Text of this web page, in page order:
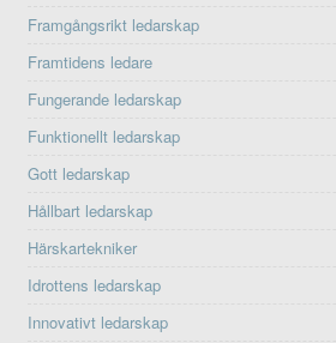
Framgångsrikt ledarskap
Framtidens ledare
Fungerande ledarskap
Funktionellt ledarskap
Gott ledarskap
Hållbart ledarskap
Härskartekniker
Idrottens ledarskap
Innovativt ledarskap